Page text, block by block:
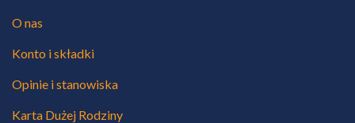
O nas
Konto i składki
Opinie i stanowiska
Karta Dużej Rodziny